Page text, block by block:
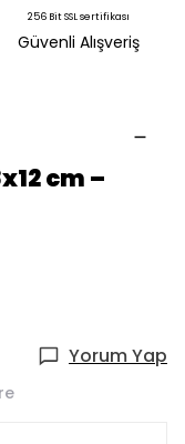
256 Bit SSL sertifikası
Güvenli Alışveriş
cm –
Yorum Yap